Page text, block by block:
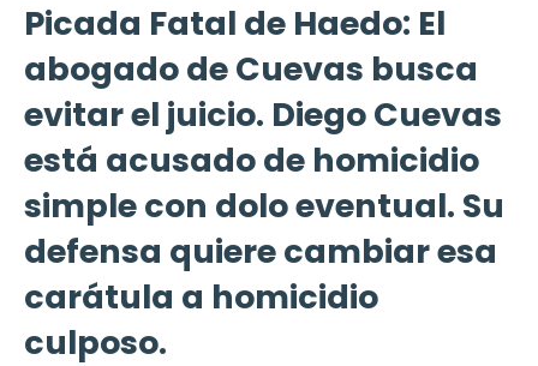
Picada Fatal de Haedo: El
abogado de Cuevas busca
evitar el juicio. Diego Cuevas
está acusado de homicidio
simple con dolo eventual. Su
defensa quiere cambiar esa
carátula a homicidio
culposo.